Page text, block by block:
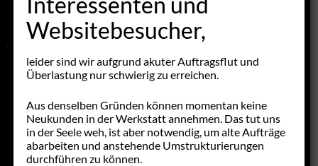
AUSTAUSCHTEILE
AT-PROGRAMM
NACHFERTIGUNGEN
NF-PROGRAMM
Websitebesucher,
leider sind wir aufgrund akuter Auftragsflut und
Überlastung nur schwierig zu erreichen.
Aus denselben Gründen können momentan keine
Neukunden in der Werkstatt annehmen. Das tut uns
in der Seele weh, ist aber notwendig, um alte Aufträge
abarbeiten und anstehende Umstrukturierungen
durchführen zu können.